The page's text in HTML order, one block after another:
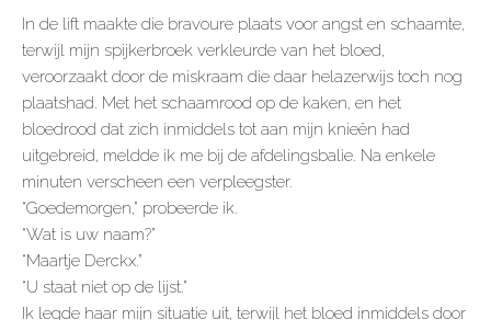
In de lift maakte die bravoure plaats voor angst en schaamte,
terwijl mijn spijkerbroek verkleurde van het bloed,
veroorzaakt door de miskraam die daar helazerwijs toch nog
plaatshad. Met het schaamrood op de kaken, en het
bloedrood dat zich inmiddels tot aan mijn knieën had
uitgebreid, meldde ik me bij de afdelingsbalie. Na enkele
minuten verscheen een verpleegster.
“Goedemorgen,” probeerde ik.
“Wat is uw naam?”
“Maartje Derckx.”
“U staat niet op de lijst.”
Ik legde haar mijn situatie uit, terwijl het bloed inmiddels door